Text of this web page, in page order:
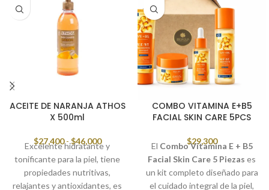
ACEITE DE NARANJA ATHOS
X 500ml
$27,400 - $46,000
Excelente hidratante y
tonificante para la piel, tiene
propiedades nutritivas,
relajantes y antioxidantes, es
COMBO VITAMINA E+B5
FACIAL SKIN CARE 5PCS
$29,300
El Combo Vitamina E + B5
Facial Skin Care 5 Piezas es
un kit completo diseñado para
el cuidado integral de la piel,